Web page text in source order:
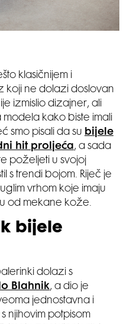
klasičnijem i
koji ne dolazi doslovan
izmislio dizajner, ali
kako biste imali
smo pisali da su bijele
hit proljeća, a sada
poželjeti u svojoj
s trendi bojom. Riječ je
vrhom koje imaju
od mekane kože.
bijele
dolazi s
Blahnik, a dio je
jednostavna i
njihovim potpisom